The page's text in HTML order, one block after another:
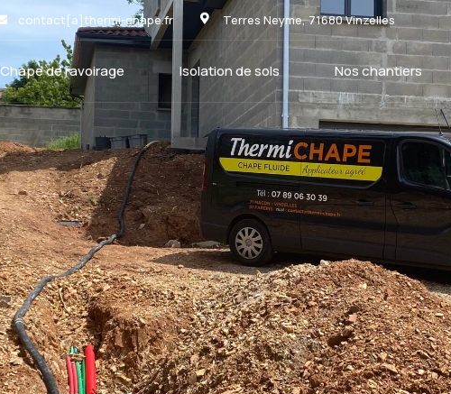
contact[a]thermi-chape.fr Terres Neyme, 71680 Vinzelles
Chape de ravoirage Isolation de sols Nos chantiers